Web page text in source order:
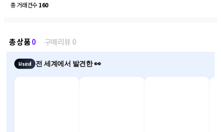
총 거래건수160
총 상품0 구매리뷰 0
전 세계에서 발견한 👀